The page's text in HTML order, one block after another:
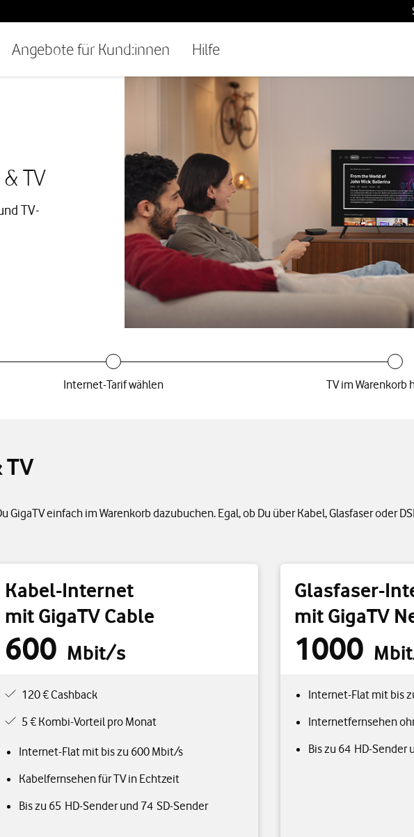
Angebote für Kund:innen Hilfe
TV
TV-
Internet-Tarif wählen TV im Warenkorb
einfach im Warenkorb dazubuchen. Egal, ob Du über Kabel, Glasfaser oder
Kabel-Internet
mit GigaTV Cable
600 Mbit/s
120 € Cashback
5 € Kombi-Vorteil pro Monat
Internet-Flat mit bis zu 600 Mbit/s
Kabelfernsehen für TV in Echtzeit
Bis zu 65 HD-Sender und 74 SD-Sender
Glasfaser-
mit GigaTV
1000
Internet-Flat mit bis
Internetfernsehen
Bis zu 64 HD-Sender